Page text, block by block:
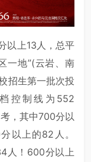
以上13人，总平
一地”(云岩、南
招生第一批次投
控制线为552
，其中700分以
以上的82人。
人！600分以上